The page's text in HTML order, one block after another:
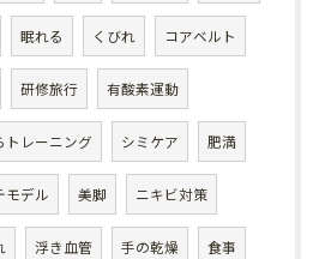
眠れる くびれ コアベルト
研修旅行 有酸素運動
トレーニング シミケア 肥満
モデル 美脚 ニキビ対策
浮き血管 手の乾燥 食事